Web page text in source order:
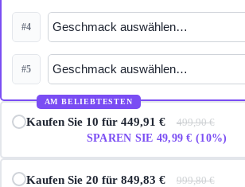
#4
#5
AM BELIEBTESTEN
Kaufen Sie 10 für 449,91 €
499,90 €
SPAREN SIE 49,99 € (10%)
Kaufen Sie 20 für 849,83 €
999,80 €